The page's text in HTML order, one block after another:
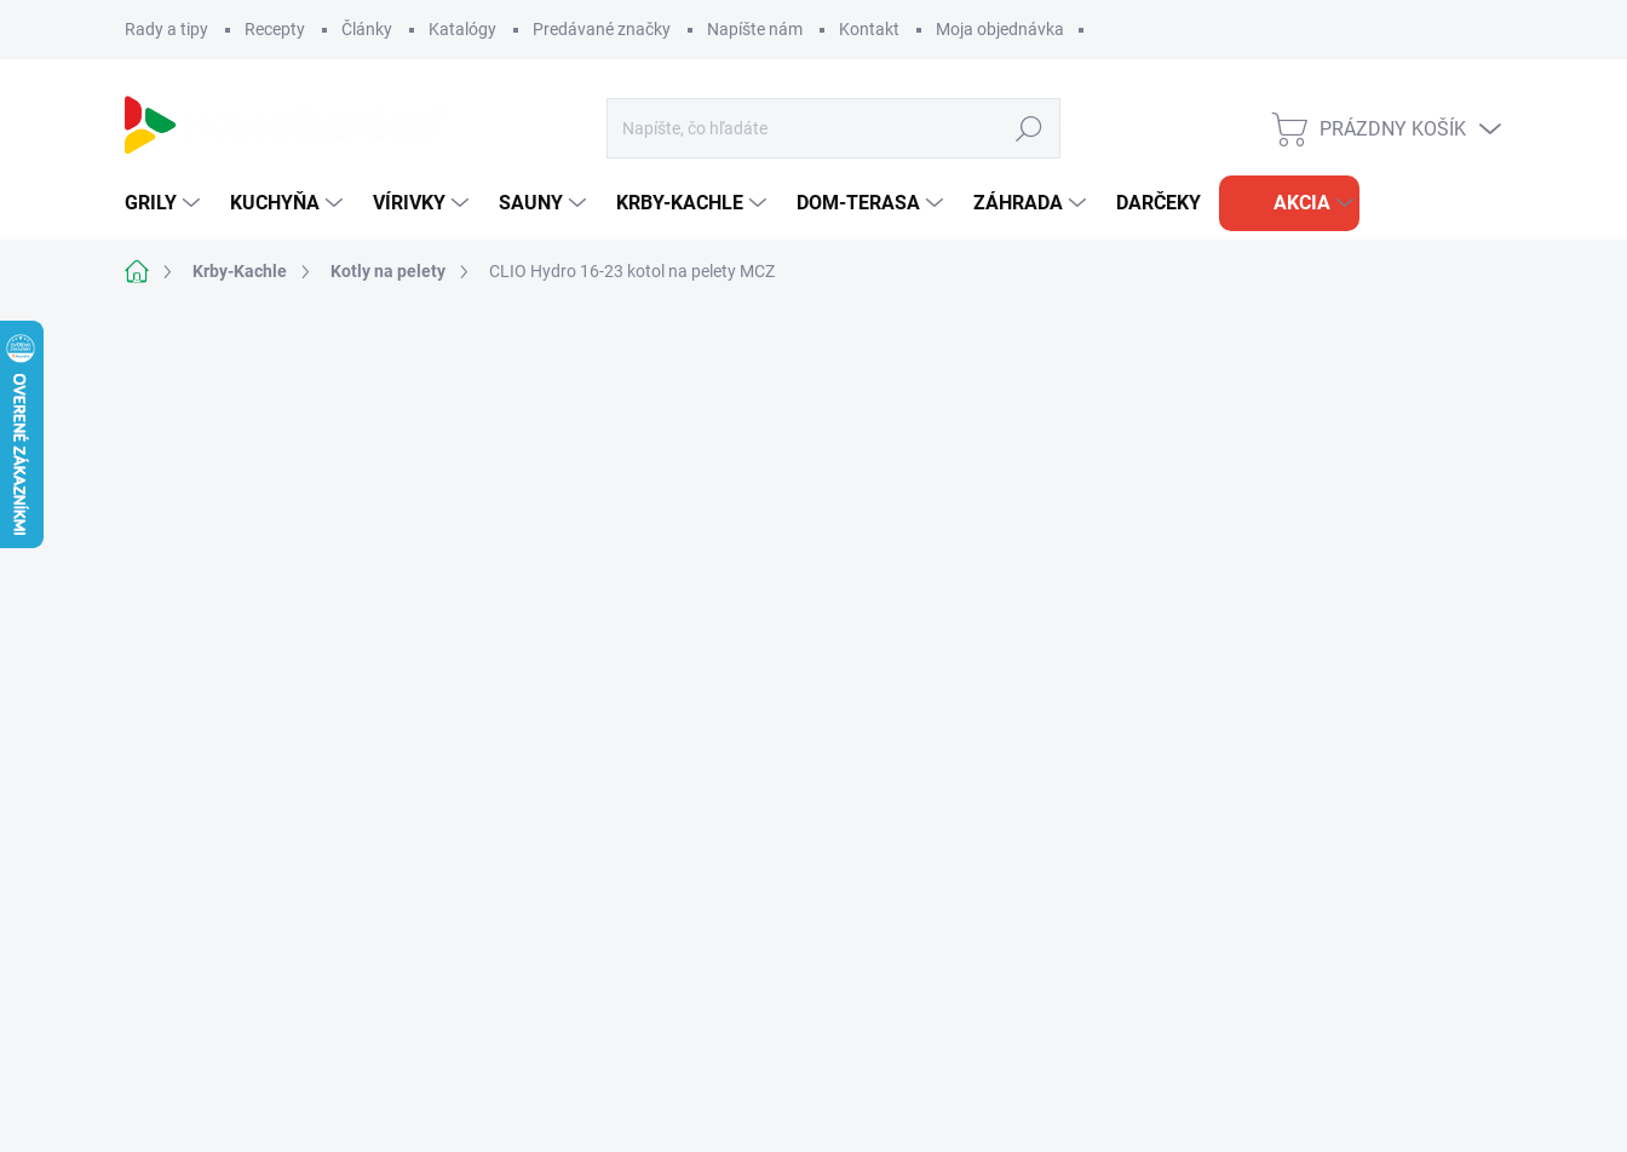
Rady a tipy Recepty Články Katalógy Predávané značky Napíšte nám Kontakt Moja objednávka
Hľadať
NÁKUPNÝ
PRÁZDNY KOŠÍK
GRILY KUCHYŇA VÍRIVKY SAUNY KRBY-KACHLE DOM-TERASA ZÁHRADA DARČEKY AKCIA
DomovKrby-Kachle Kotly na pelety CLIO Hydro 16-23 kotol na pelety MCZ